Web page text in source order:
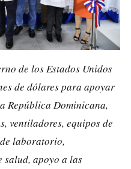
de los Estados Unidos
de dólares para apoyar
República Dominicana,
ventiladores, equipos de
laboratorio,
salud, apoyo a las